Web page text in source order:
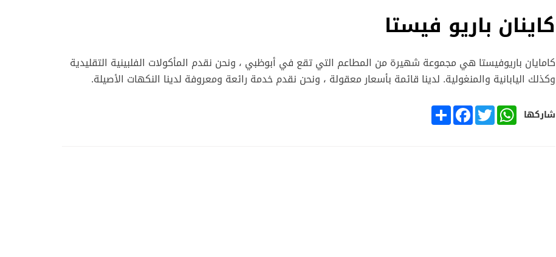
كاينان باريو فيستا
كامايان باريوفيستا هي مجموعة شهيرة من المطاعم التي تقع في أبوظبي ، ونحن نقدم المأكولات الفلبينية التقليدية
وكذلك اليابانية والمنغولية. لدينا قائمة بأسعار معقولة ، ونحن نقدم خدمة رائعة ومعروفة لدينا النكهات الأصيلة.
شاركها SHARE
FACEBOOKTWITTER
WHATSAPP